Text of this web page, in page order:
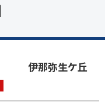
伊那弥生ケ丘